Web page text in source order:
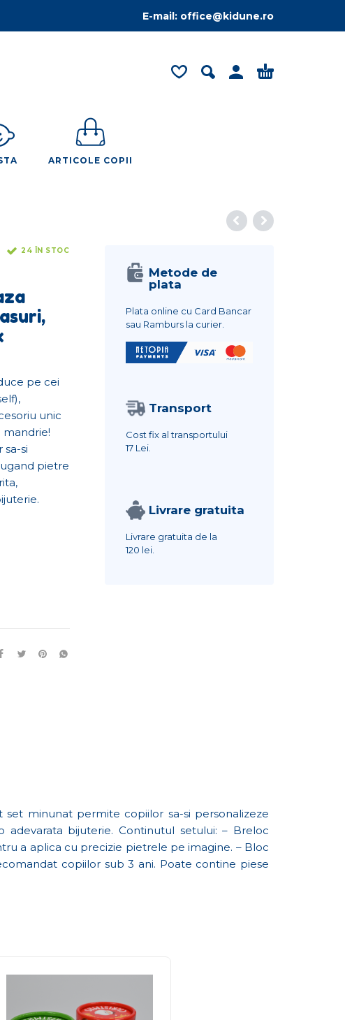
E-mail: office@kidune.ro
ARTICOLE COPII
24 ÎN STOC
pe cei
unic
mandrie!
si
pietre
Metode de
plata
Plata online cu Card Bancar
sau Ramburs la curier.
Transport
Cost fix al transportului
17 Lei.
Livrare gratuita
Livrare gratuita de la
120 lei.
minunat permite copiilor sa-si personalizeze
bijuterie. Continutul setului: – Breloc
a aplica cu precizie pietrele pe imagine. – Bloc
copiilor sub 3 ani. Poate contine piese